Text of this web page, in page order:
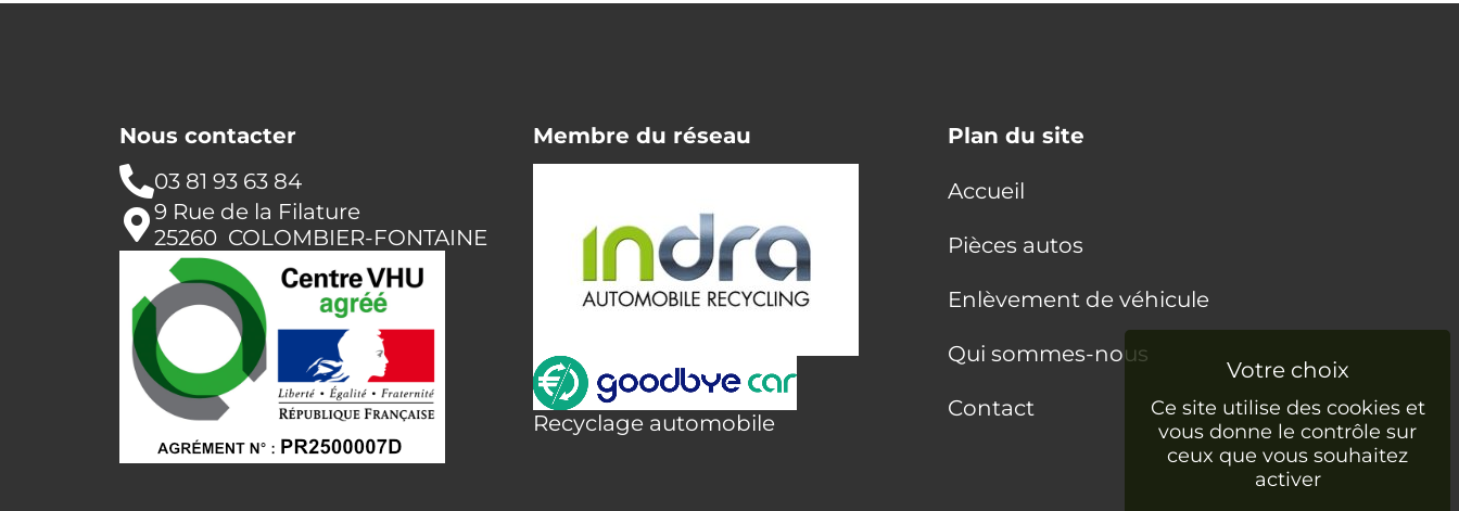
Nous contacter
03 81 93 63 84
9 Rue de la Filature
25260 COLOMBIER-FONTAINE
Membre du réseau
Recyclage automobile
Plan du site
Accueil
Pièces autos
Enlèvement de véhicule
Qui sommes-nous
Contact
Ce site utilise des cookies et
vous donne le contrôle sur
ceux que vous souhaitez
activer